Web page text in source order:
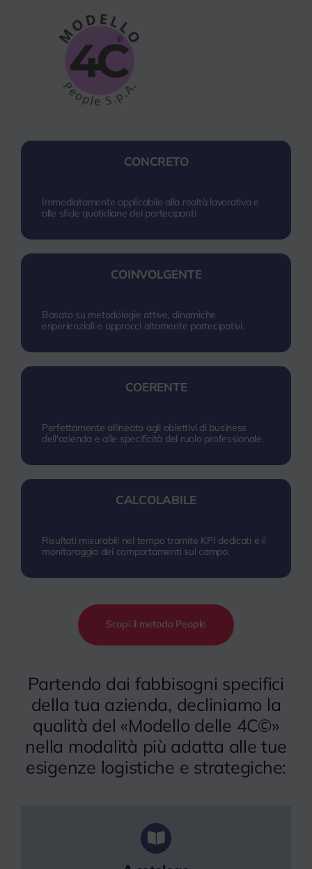
CONCRETO
Immediatamente applicabile alla realtà lavorativa e
alle sfide quotidiane dei partecipanti
COINVOLGENTE
Basato su metodologie attive, dinamiche
esperienziali e approcci altamente partecipativi.
COERENTE
Perfettamente allineato agli obiettivi di business
dell'azienda e alle specificità del ruolo professionale.
CALCOLABILE
Risultati misurabili nel tempo tramite KPI dedicati e il
monitoraggio dei comportamenti sul campo.
Scopi il metodo People
Partendo dai fabbisogni specifici
della tua azienda, decliniamo la
qualità del «Modello delle 4C©»
nella modalità più adatta alle tue
esigenze logistiche e strategiche: